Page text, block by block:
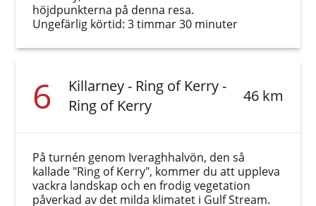
höjdpunkterna på denna resa.
Ungefärlig körtid: 3 timmar 30 minuter
6
Killarney - Ring of Kerry -
Ring of Kerry
46 km
På turnén genom Iveraghhalvön, den så
kallade "Ring of Kerry", kommer du att uppleva
vackra landskap och en frodig vegetation
påverkad av det milda klimatet i Gulf Stream.